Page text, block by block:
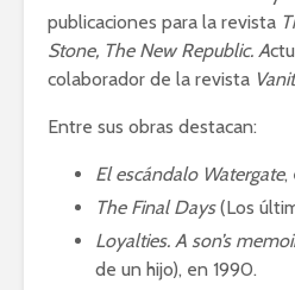
publicaciones para la revista
Stone, The New Republic. A
colaborador de la revista
Entre sus obras destacan:
El escándalo Watergate,
The Final Days(Los
Loyalties. A son’s
de un hijo), en 1990.